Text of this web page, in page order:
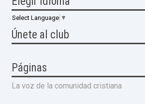
Select Language ▼
Únete al club
Páginas
La voz de la comunidad cristiana